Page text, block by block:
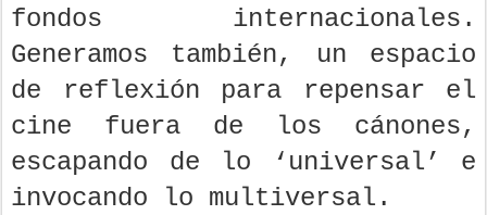
fondos internacionales.
Generamos también, un espacio
de reflexión para repensar el
cine fuera de los cánones,
escapando de lo ‘universal’ e
invocando lo multiversal.